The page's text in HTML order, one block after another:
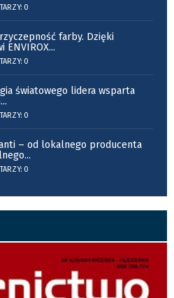
0
farby. Dzięki
ENVIROX...
0
światowego lidera wsparta
...
0
– od lokalnego producenta
...
0